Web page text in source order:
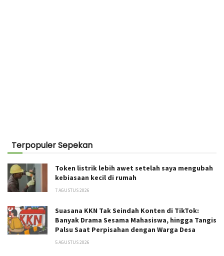
Terpopuler Sepekan
Token listrik lebih awet setelah saya mengubah
kebiasaan kecil di rumah
7 AGUSTUS 2026
Suasana KKN Tak Seindah Konten di TikTok:
Banyak Drama Sesama Mahasiswa, hingga Tangis
Palsu Saat Perpisahan dengan Warga Desa
5 AGUSTUS 2026